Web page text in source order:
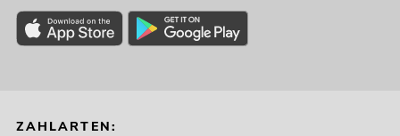
ZAHLARTEN: